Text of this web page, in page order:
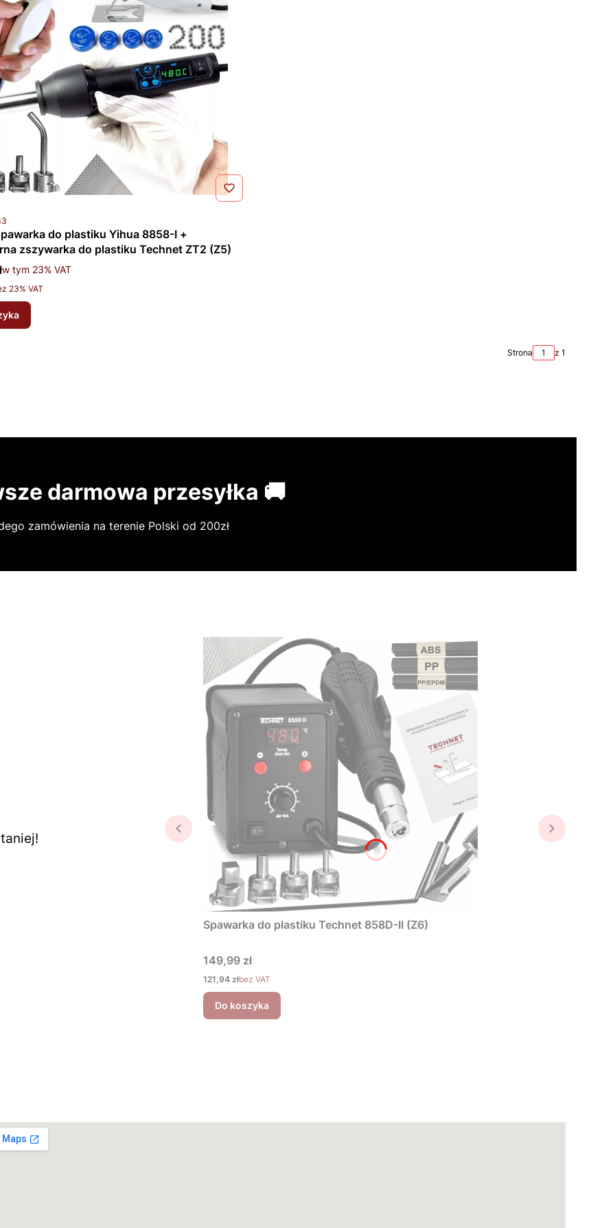
do plastiku Yihua 8858-I +
zszywarka do plastiku Technet ZT2 (Z5)
w tym %s VAT
w tym 23% VAT
23% VAT
Strona z 1
darmowa przesyłka 🚚
zamówienia na terenie Polski od 200zł
Spawarka do plastiku Technet 858D-II (Z6)
Cena
149,99 zł
Cena
121,94 złbez VAT
Do koszyka